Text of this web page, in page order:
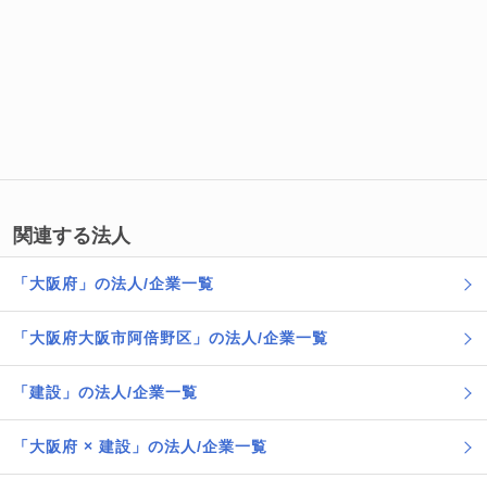
関連する法人
「大阪府」の法人/企業一覧
「大阪府大阪市阿倍野区」の法人/企業一覧
「建設」の法人/企業一覧
「大阪府 × 建設」の法人/企業一覧